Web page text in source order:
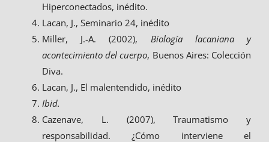
Hiperconectados, inédito.
Lacan, J., Seminario 24, inédito
Miller, J.-A. (2002), Biología lacaniana y
acontecimiento del cuerpo, Buenos Aires: Colección
Diva.
Lacan, J., El malentendido, inédito
Ibid.
Cazenave, L. (2007), Traumatismo y
responsabilidad. ¿Cómo interviene el